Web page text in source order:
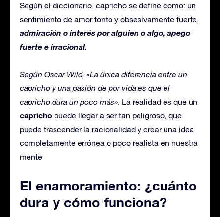
Según el diccionario, capricho se define como: un
sentimiento de amor tonto y obsesivamente fuerte,
admiración o interés por alguien o algo, apego
fuerte e irracional.
Según Oscar Wild, «La única diferencia entre un
capricho y una pasión de por vida es que el
capricho dura un poco más». La realidad es que un
capricho puede llegar a ser tan peligroso, que
puede trascender la racionalidad y crear una idea
completamente errónea o poco realista en nuestra
mente
El enamoramiento: ¿cuánto
dura y cómo funciona?